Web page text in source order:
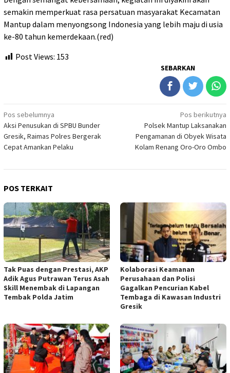
semakin memperkuat rasa persatuan masyarakat Kecamatan
Mantup dalam menyongsong Indonesia yang lebih maju di usia
ke-80 tahun kemerdekaan.(red)
Post Views: 153
SEBARKAN
Navigasi
pos
Pos sebelumnya
Aksi Penusukan di SPBU Bunder
Gresik, Raimas Polres Bergerak
Cepat Amankan Pelaku
Pos berikutnya
Polsek Mantup Laksanakan
Pengamanan di Obyek Wisata
Kolam Renang Oro-Oro Ombo
POS TERKAIT
Tak Puas dengan Prestasi, AKP
Adik Agus Putrawan Terus Asah
Skill Menembak di Lapangan
Tembak Polda Jatim
Kolaborasi Keamanan
Perusahaan dan Polisi
Gagalkan Pencurian Kabel
Tembaga di Kawasan Industri
Gresik